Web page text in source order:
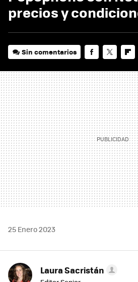
precios y
Sin comentarios
25 Enero 2023
Laura Sacristán